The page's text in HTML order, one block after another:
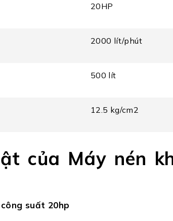
20HP
2000 lít/phút
500 lít
12.5 kg/cm2
của Máy nén
suất 20hp